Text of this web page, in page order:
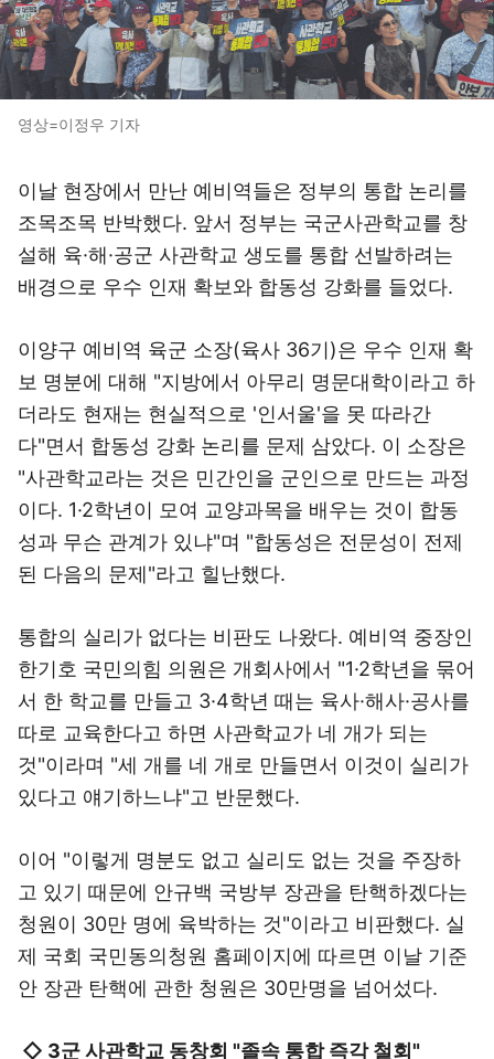
영상=이정우 기자
이날 현장에서 만난 예비역들은 정부의 통합 논리를
조목조목 반박했다. 앞서 정부는 국군사관학교를 창
설해 육·해·공군 사관학교 생도를 통합 선발하려는
배경으로 우수 인재 확보와 합동성 강화를 들었다.
이양구 예비역 육군 소장(육사 36기)은 우수 인재 확
보 명분에 대해 "지방에서 아무리 명문대학이라고 하
더라도 현재는 현실적으로 '인서울'을 못 따라간
다"면서 합동성 강화 논리를 문제 삼았다. 이 소장은
"사관학교라는 것은 민간인을 군인으로 만드는 과정
이다. 1·2학년이 모여 교양과목을 배우는 것이 합동
성과 무슨 관계가 있냐"며 "합동성은 전문성이 전제
된 다음의 문제"라고 힐난했다.
통합의 실리가 없다는 비판도 나왔다. 예비역 중장인
한기호 국민의힘 의원은 개회사에서 "1·2학년을 묶어
서 한 학교를 만들고 3·4학년 때는 육사·해사·공사를
따로 교육한다고 하면 사관학교가 네 개가 되는
것"이라며 "세 개를 네 개로 만들면서 이것이 실리가
있다고 얘기하느냐"고 반문했다.
이어 "이렇게 명분도 없고 실리도 없는 것을 주장하
고 있기 때문에 안규백 국방부 장관을 탄핵하겠다는
청원이 30만 명에 육박하는 것"이라고 비판했다. 실
제 국회 국민동의청원 홈페이지에 따르면 이날 기준
안 장관 탄핵에 관한 청원은 30만명을 넘어섰다.
◇ 3군 사관학교 동창회 "졸속 통합 즉각 철회"